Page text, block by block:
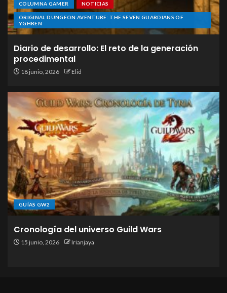
COLUMNA GAMER NOTICIAS
ORIGINAL DUNGEON AVENTURE: THE SEVEN GUARDIANS OF
YGHREN
Diario de desarrollo: El reto de la generación
procedimental
18 junio, 2026 Elid
GUÍAS GW2
Cronología del universo Guild Wars
15 junio, 2026 Irianjaya